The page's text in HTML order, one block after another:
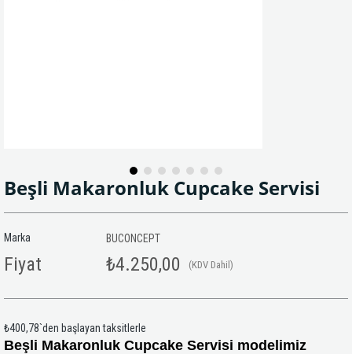
Beşli Makaronluk Cupcake Servisi
Marka BUCONCEPT
Fiyat ₺4.250,00 (KDV Dahil)
₺400,78`den başlayan taksitlerle
Beşli Makaronluk Cupcake Servisi modelimiz